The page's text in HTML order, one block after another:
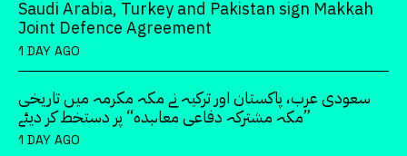
Saudi Arabia, Turkey and Pakistan sign Makkah
Joint Defence Agreement
1 DAY AGO
سعودی عرب، پاکستان اور ترکیہ نے مکہ مکرمہ میں تاریخی
”مکہ مشترکہ دفاعی معاہدہ“ پر دستخط کر دیئے
1 DAY AGO